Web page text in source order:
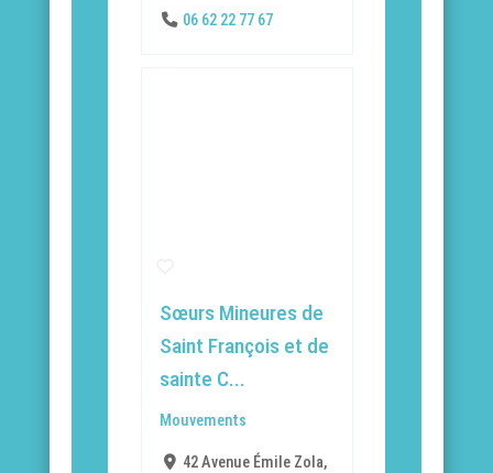
06 62 22 77 67
Sœurs Mineures de
Saint François et de
sainte C...
Mouvements
42 Avenue Émile Zola,